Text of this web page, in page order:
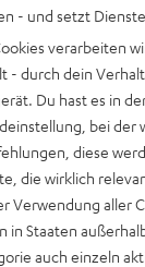
bei 1252 Bewertungen)
- und setzt
verarbeiten
- durch dein
Du hast es in
bei der
diese
die wirklich
Verwendung aller
in Staaten
auch einzeln